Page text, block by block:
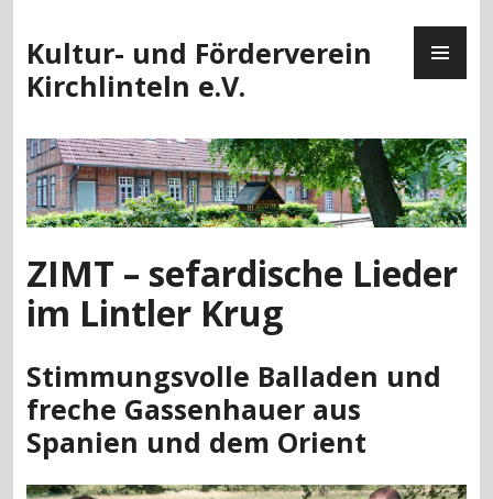
Inhalt
springen
Kultur- und Förderverein
Kirchlinteln e.V.
ZIMT – sefardische Lieder
im Lintler Krug
Stimmungsvolle Balladen und
freche Gassenhauer aus
Spanien und dem Orient